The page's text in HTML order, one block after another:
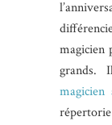
magicien
grands.
répertorie